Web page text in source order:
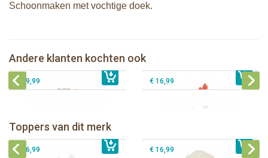
Schoonmaken met vochtige doek.
Andere klanten kochten ook
€ 26,99
Bunnies By The Bay knuffel Nibble
Konijn Grijs 20cm
€ 19,99 € 16,99
Toppers van dit merk
€ 16,99
Konijn Crème 38cm
Bunnies By The Bay knuffeldoekje
met speenhouder Konijn roze
€ 16,99 € 16,99